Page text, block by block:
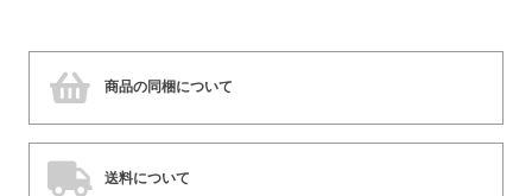
商品の同梱について
送料について